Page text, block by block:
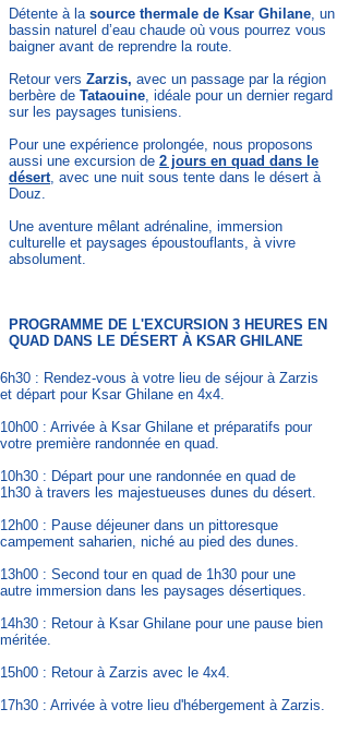
Détente à la source thermale de Ksar Ghilane, un
bassin naturel d’eau chaude où vous pourrez vous
baigner avant de reprendre la route.
Retour vers Zarzis, avec un passage par la région
berbère de Tataouine, idéale pour un dernier regard
sur les paysages tunisiens.
Pour une expérience prolongée, nous proposons
aussi une excursion de 2 jours en quad dans le
désert, avec une nuit sous tente dans le désert à
Douz.
Une aventure mêlant adrénaline, immersion
culturelle et paysages époustouflants, à vivre
absolument.
PROGRAMME DE L'EXCURSION 3 HEURES EN
QUAD DANS LE DÉSERT À KSAR GHILANE
6h30 : Rendez-vous à votre lieu de séjour à Zarzis
et départ pour Ksar Ghilane en 4x4.
10h00 : Arrivée à Ksar Ghilane et préparatifs pour
votre première randonnée en quad.
10h30 : Départ pour une randonnée en quad de
1h30 à travers les majestueuses dunes du désert.
12h00 : Pause déjeuner dans un pittoresque
campement saharien, niché au pied des dunes.
13h00 : Second tour en quad de 1h30 pour une
autre immersion dans les paysages désertiques.
14h30 : Retour à Ksar Ghilane pour une pause bien
méritée.
15h00 : Retour à Zarzis avec le 4x4.
17h30 : Arrivée à votre lieu d'hébergement à Zarzis.